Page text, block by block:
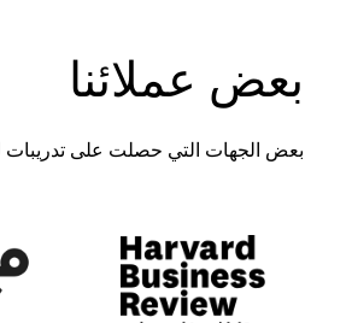
بعض عملائنا
بعض الجهات التي حصلت على تدريبات